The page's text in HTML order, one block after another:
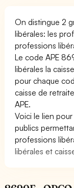
On distingue 2
libérales: les
professions
Le code APE
libérales la
pour chaque
caisse de
APE.
Voici le lien
publics
professions
libérales et